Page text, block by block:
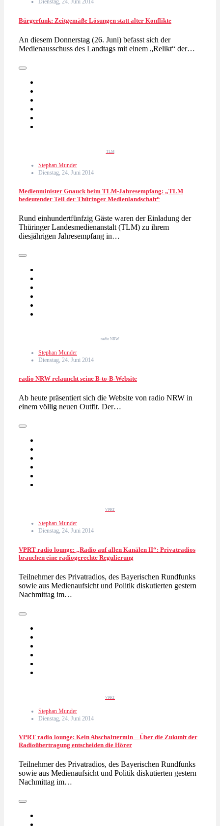
Dienstag, 24. Juni 2014
Bürgerfunk: Zeitgemäße Lösungen statt alter Konflikte
An diesem Donnerstag (26. Juni) befasst sich der
Medienausschuss des Landtags mit einem „Relikt“ der…
TLM
Stephan Munder
Dienstag, 24. Juni 2014
Medienminister Gnauck beim TLM-Jahresempfang: „TLM
bedeutender Teil der Thüringer Medienlandschaft“
Rund einhundertfünfzig Gäste waren der Einladung der
Thüringer Landesmedienanstalt (TLM) zu ihrem
diesjährigen Jahresempfang in…
radio NRW
Stephan Munder
Dienstag, 24. Juni 2014
radio NRW relauncht seine B-to-B-Website
Ab heute präsentiert sich die Website von radio NRW in
einem völlig neuen Outfit. Der…
VPRT
Stephan Munder
Dienstag, 24. Juni 2014
VPRT radio lounge: „Radio auf allen Kanälen II“: Privatradios
brauchen eine radiogerechte Regulierung
Teilnehmer des Privatradios, des Bayerischen Rundfunks
sowie aus Medienaufsicht und Politik diskutierten gestern
Nachmittag im…
VPRT
Stephan Munder
Dienstag, 24. Juni 2014
VPRT radio lounge: Kein Abschalttermin – Über die Zukunft der
Radioübertragung entscheiden die Hörer
Teilnehmer des Privatradios, des Bayerischen Rundfunks
sowie aus Medienaufsicht und Politik diskutierten gestern
Nachmittag im…